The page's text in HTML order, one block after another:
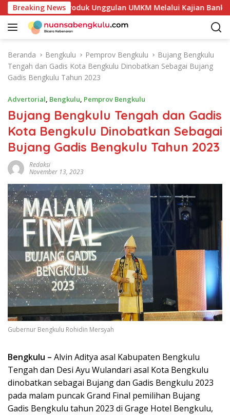
a
Breaking News
Potensi Produk Unggulan UMKM Melalui Kajian Bank
Beranda Bengkulu Pemprov Bengkulu
Bujang Bengkulu
Tengah dan Gadis Kota Bengkulu Dinobatkan Sebagai Bujang
Gadis Bengkulu Tahun 2023
Advertorial, Bengkulu, Pemprov Bengkulu
Bujang Bengkulu Tengah dan Gadis
Kota Bengkulu Dinobatkan Sebagai
Bujang Gadis Bengkulu Tahun 2023
Redaksi
November 13, 2023
Gubernur Bengkulu Rohidin Mersyah
Bengkulu – Alvin Aditya asal Kabupaten Bengkulu
Tengah dan Desi Ayu Wulandari asal Kota Bengkulu
dinobatkan sebagai Bujang dan Gadis Bengkulu 2023
pada malam puncak Grand Final pemilihan Bujang
Gadis Bengkulu tahun 2023 di Grage Hotel Bengkulu,